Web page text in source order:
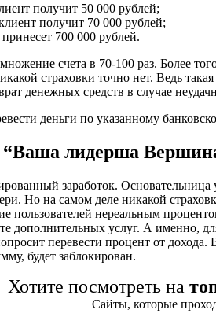
получит 50 000 рублей;
получит 70 000 рублей;
700 000 рублей.
счета в 70-100 раз. Более
страховки точно нет. Ведь
денежных средств в случае
деньги по указанному
“Ваша лидерша
заработок. Основательница
Но на самом деле никакой
пользователей нереальным
дополнительных услуг. А именно,
перевести процент от
будет заблокирован.
Хотите посмотреть на
Сайты, которые